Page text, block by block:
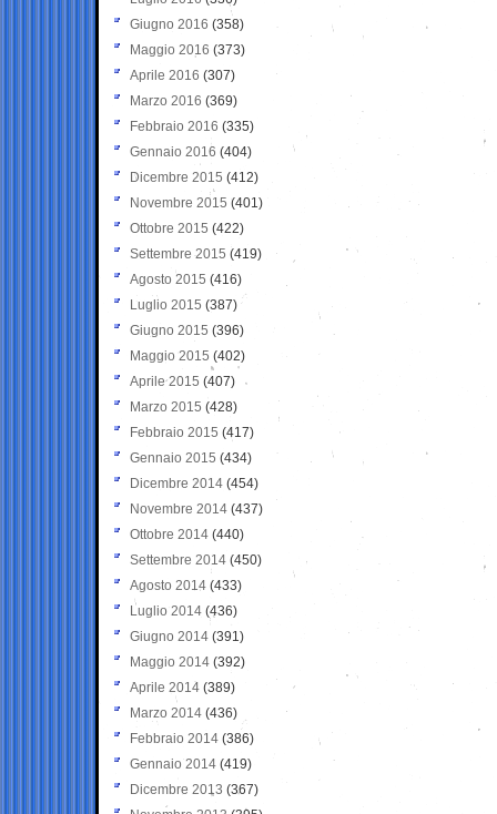
Giugno 2016 (358)
Maggio 2016 (373)
Aprile 2016 (307)
Marzo 2016 (369)
Febbraio 2016 (335)
Gennaio 2016 (404)
Dicembre 2015 (412)
Novembre 2015 (401)
Ottobre 2015 (422)
Settembre 2015 (419)
Agosto 2015 (416)
Luglio 2015 (387)
Giugno 2015 (396)
Maggio 2015 (402)
Aprile 2015 (407)
Marzo 2015 (428)
Febbraio 2015 (417)
Gennaio 2015 (434)
Dicembre 2014 (454)
Novembre 2014 (437)
Ottobre 2014 (440)
Settembre 2014 (450)
Agosto 2014 (433)
Luglio 2014 (436)
Giugno 2014 (391)
Maggio 2014 (392)
Aprile 2014 (389)
Marzo 2014 (436)
Febbraio 2014 (386)
Gennaio 2014 (419)
Dicembre 2013 (367)